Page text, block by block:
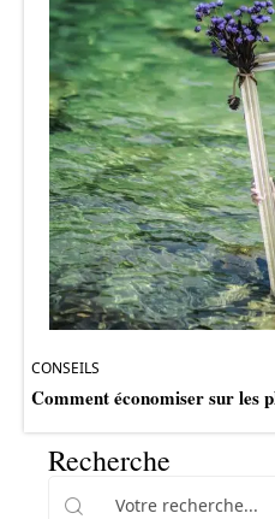
CONSEILS
Comment économiser sur les
Recherche